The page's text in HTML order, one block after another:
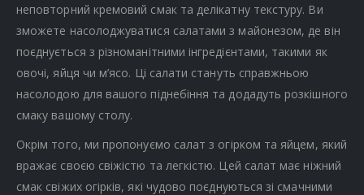
неповторний кремовий смак та делікатну текстуру. Ви
зможете насолоджуватися салатами з майонезом, де він
поєднується з різноманітними інгредієнтами, такими як
овочі, яйця чи м’ясо. Ці салати стануть справжньою
насолодою для вашого піднебіння та додадуть розкішного
смаку вашому столу.
Окрім того, ми пропонуємо салат з огірком та яйцем, який
вражає своєю свіжістю та легкістю. Цей салат має ніжний
смак свіжих огірків, які чудово поєднуються зі смачними